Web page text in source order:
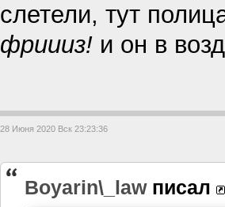
слетели, тут
фриииз! и он в
28 Июня 2020 Вск 23:23:36
Boyarin\_lawписал